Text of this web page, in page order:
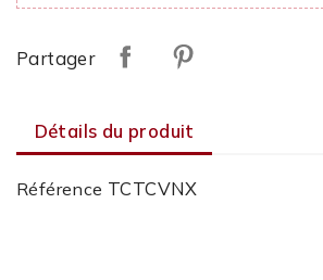
Partager
Détails du produit
Référence TCTCVNX